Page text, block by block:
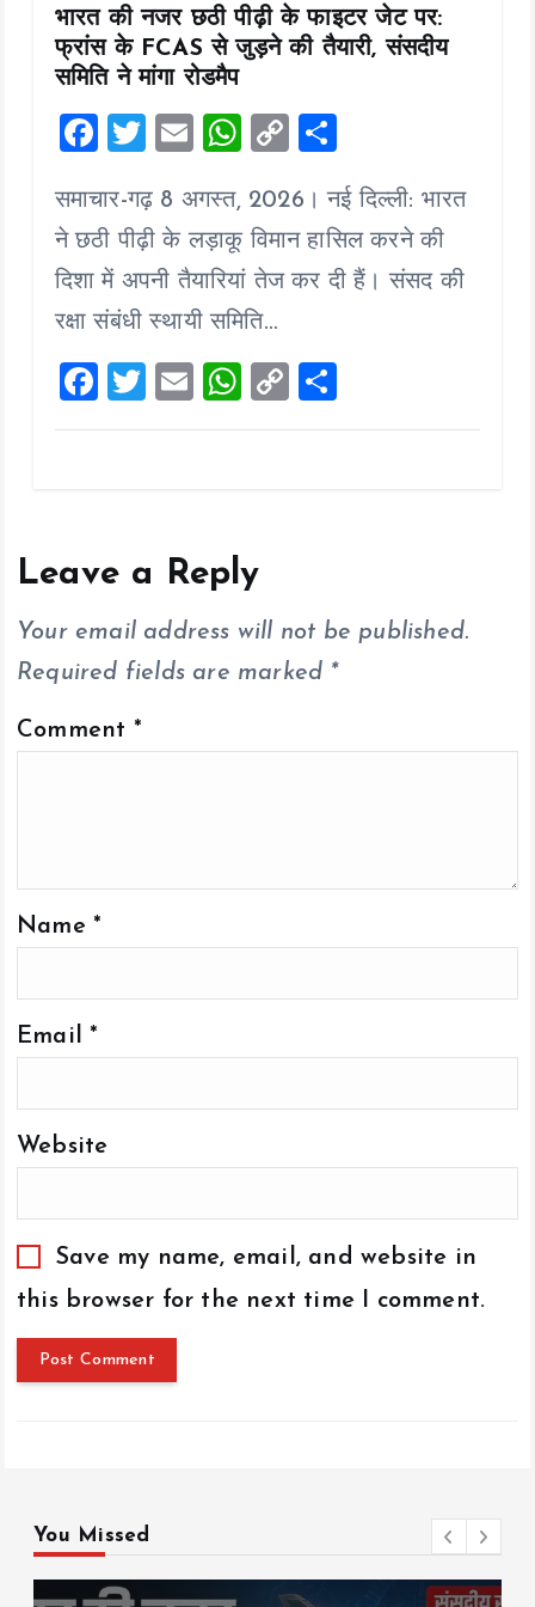
भारत की नजर छठी पीढ़ी के फाइटर जेट पर:
फ्रांस के FCAS से जुड़ने की तैयारी, संसदीय
समिति ने मांगा रोडमैप
F
ce
b
o
o
k
T
tt
er
E
ai
l
W
at
s
A
p
p
C
p
y
Li
k
a
re
समाचार-गढ़ 8 अगस्त, 2026। नई दिल्ली: भारत
ने छठी पीढ़ी के लड़ाकू विमान हासिल करने की
दिशा में अपनी तैयारियां तेज कर दी हैं। संसद की
रक्षा संबंधी स्थायी समिति…
F
a
o
T
wi
E
m
W
h
p
p
C
o
h
Leave a Reply
Your email address will not be published.
Required fields are marked *
Comment *
Name *
Email *
Website
Save my name, email, and website in
this browser for the next time I comment.
You Missed